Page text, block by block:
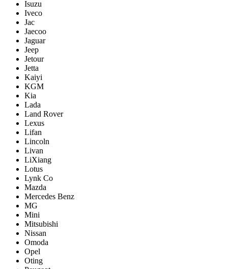
Isuzu
Iveco
Jac
Jaecoo
Jaguar
Jeep
Jetour
Jetta
Kaiyi
KGM
Kia
Lada
Land Rover
Lexus
Lifan
Lincoln
Livan
LiXiang
Lotus
Lynk Co
Mazda
Mercedes Benz
MG
Mini
Mitsubishi
Nissan
Omoda
Opel
Oting